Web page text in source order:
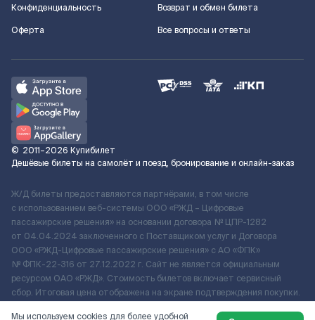
Конфиденциальность
Оферта
Возврат и обмен билета
Все вопросы и ответы
© 2011–2026 Купибилет
Дешёвые билеты на самолёт и поезд, бронирование и онлайн-заказ
Ж/Д билеты предоставляются партнёрами, в том числе
с использованием веб-системы ООО «РЖД – Цифровые
пассажирские решения» на основании договора № ЦПР-1282
от 04.04.2024 заключенного с Поставщиком услуг и Договора
ООО «РЖД-Цифровые пассажирские решения» c АО «ФПК»
№ ФПК-22-316 от 27.12.2022 г. Сайт не является официальным
ресурсом ОАО «РЖД». Стоимость билетов включает сервисный
сбор. Итоговая цена отображена на экране подтверждения покупки.
Мы используем cookies для более удобной